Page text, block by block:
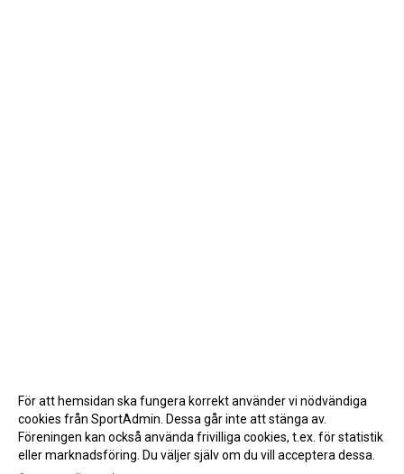
För att hemsidan ska fungera korrekt använder vi nödvändiga
cookies från SportAdmin. Dessa går inte att stänga av.
Föreningen kan också använda frivilliga cookies, t.ex. för statistik
eller marknadsföring. Du väljer själv om du vill acceptera dessa.